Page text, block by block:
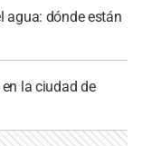
agua: dónde están
la ciudad de